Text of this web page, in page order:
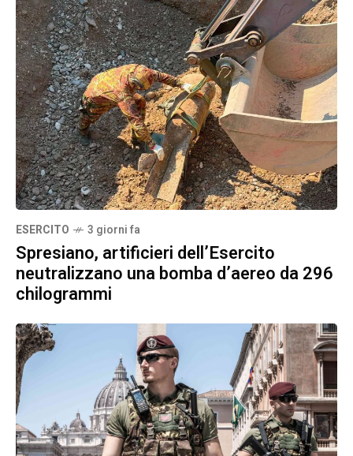
ESERCITO 3 giorni fa
Spresiano, artificieri dell’Esercito
neutralizzano una bomba d’aereo da 296
chilogrammi